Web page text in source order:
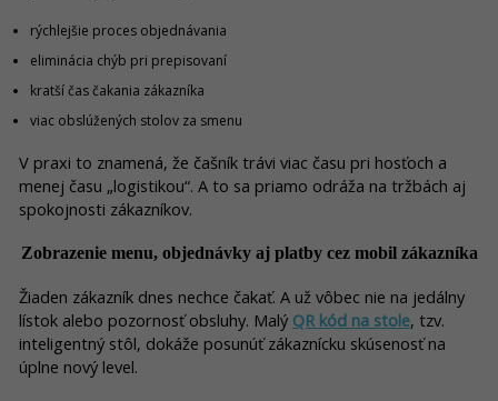
rýchlejšie proces objednávania
eliminácia chýb pri prepisovaní
kratší čas čakania zákazníka
viac obslúžených stolov za smenu
V praxi to znamená, že čašník trávi viac času pri hosťoch a
menej času „logistikou“. A to sa priamo odráža na tržbách aj
spokojnosti zákazníkov.
Zobrazenie menu, objednávky aj platby cez mobil zákazníka
Žiaden zákazník dnes nechce čakať. A už vôbec nie na jedálny
lístok alebo pozornosť obsluhy. Malý QR kód na stole, tzv.
inteligentný stôl, dokáže posunúť zákaznícku skúsenosť na
úplne nový level.